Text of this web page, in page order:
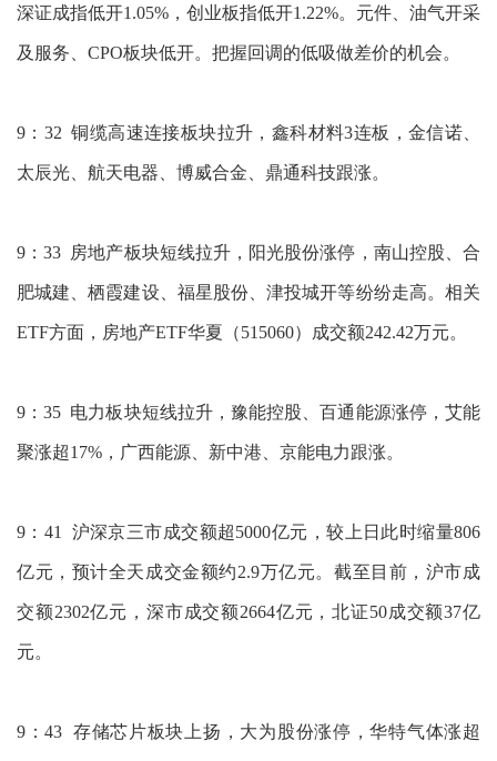
深证成指低开1.05%，创业板指低开1.22%。元件、油气开采
及服务、CPO板块低开。把握回调的低吸做差价的机会。
9：32 铜缆高速连接板块拉升，鑫科材料3连板，金信诺、
太辰光、航天电器、博威合金、鼎通科技跟涨。
9：33 房地产板块短线拉升，阳光股份涨停，南山控股、合
肥城建、栖霞建设、福星股份、津投城开等纷纷走高。相关
ETF方面，房地产ETF华夏（515060）成交额242.42万元。
9：35 电力板块短线拉升，豫能控股、百通能源涨停，艾能
聚涨超17%，广西能源、新中港、京能电力跟涨。
9：41 沪深京三市成交额超5000亿元，较上日此时缩量806
亿元，预计全天成交金额约2.9万亿元。截至目前，沪市成
交额2302亿元，深市成交额2664亿元，北证50成交额37亿
元。
9：43 存储芯片板块上扬，大为股份涨停，华特气体涨超